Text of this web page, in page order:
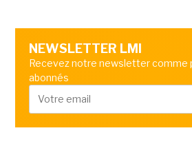
NEWSLETTER LMI
Recevez notre newsletter comme
abonnés